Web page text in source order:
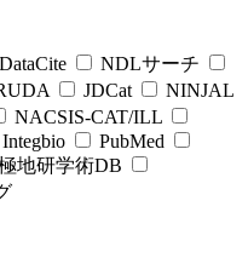
DataCite
NDLサーチ
JDCat
NINJAL
NACSIS-CAT/ILL
Integbio
PubMed
地研学術DB